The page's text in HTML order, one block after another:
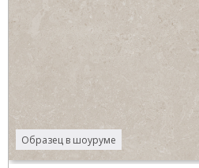
Образец в шоуруме